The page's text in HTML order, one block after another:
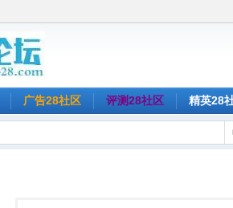
广告28社区 评测28社区 精英28